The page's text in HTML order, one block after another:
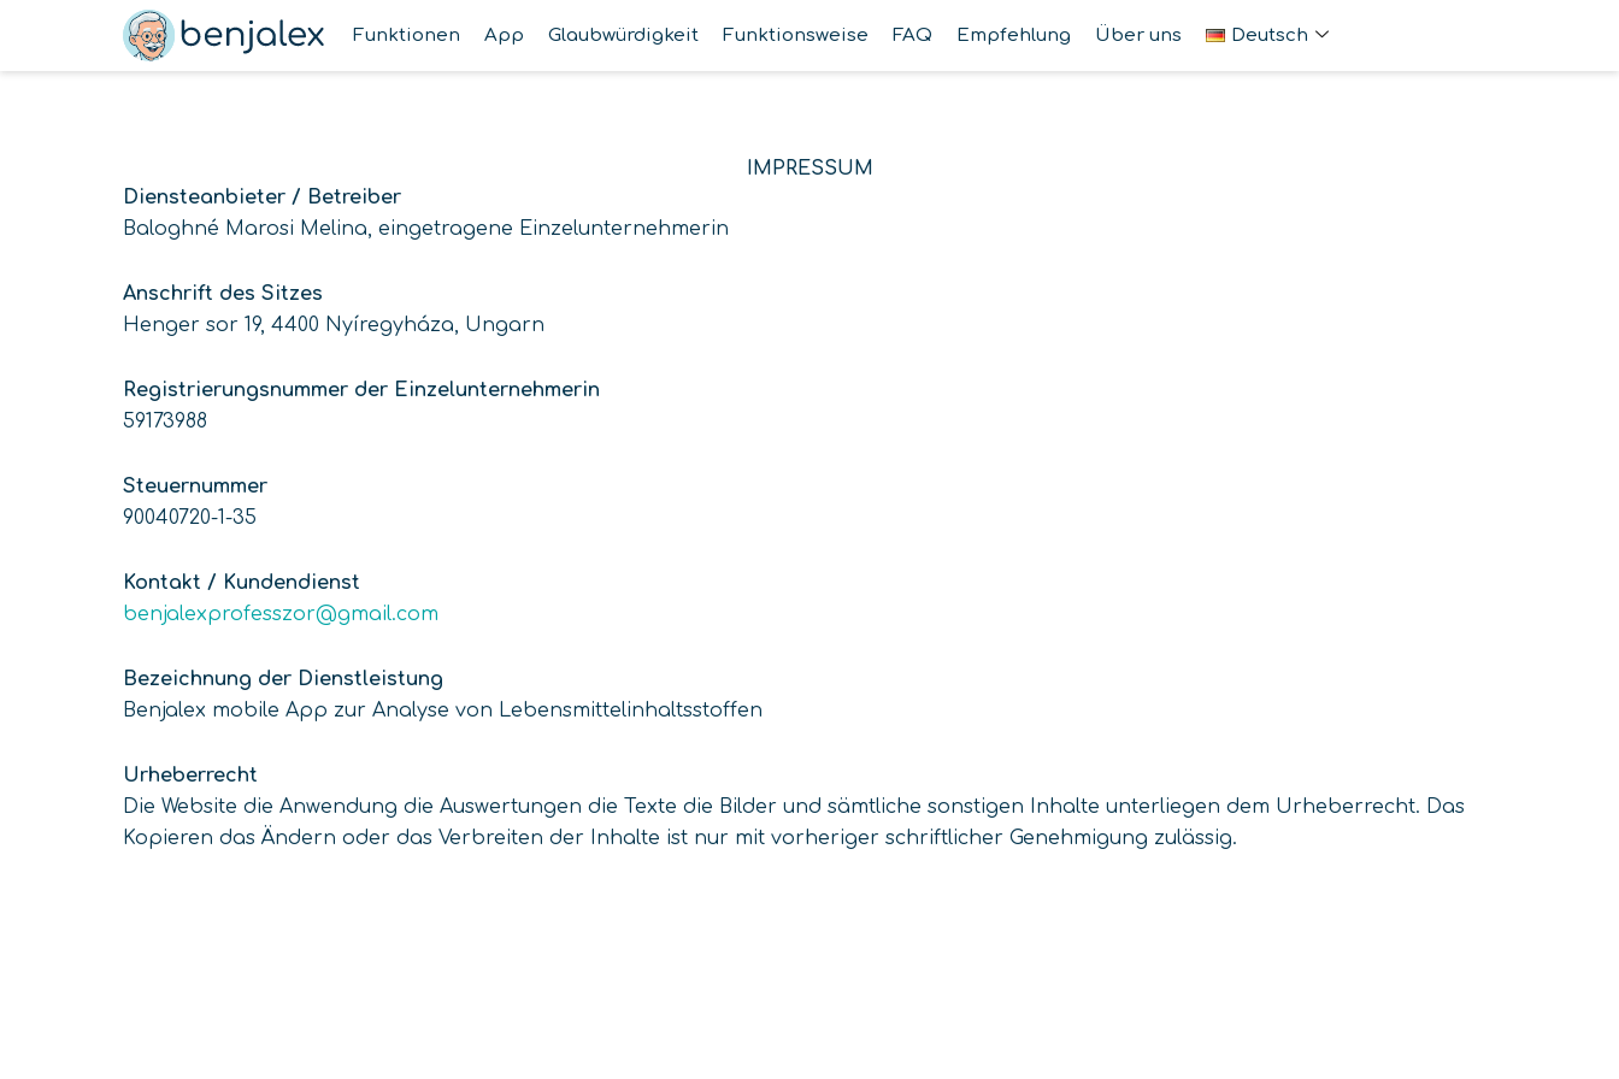
springen
Funktionen App Glaubwürdigkeit Funktionsweise FAQ Empfehlung Über uns Deutsch
IMPRESSUM
Diensteanbieter / Betreiber
Baloghné Marosi Melina, eingetragene Einzelunternehmerin
Anschrift des Sitzes
Henger sor 19, 4400 Nyíregyháza, Ungarn
Registrierungsnummer der Einzelunternehmerin
59173988
Steuernummer
90040720-1-35
Kontakt / Kundendienst
benjalexprofesszor@gmail.com
Bezeichnung der Dienstleistung
Benjalex mobile App zur Analyse von Lebensmittelinhaltsstoffen
Urheberrecht
Die Website die Anwendung die Auswertungen die Texte die Bilder und sämtliche sonstigen Inhalte unterliegen dem Urheberrecht. Das
Kopieren das Ändern oder das Verbreiten der Inhalte ist nur mit vorheriger schriftlicher Genehmigung zulässig.